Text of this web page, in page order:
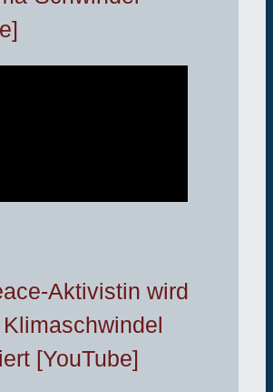
Aktivistin wird
[YouTube]